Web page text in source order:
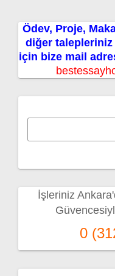
Ödev, Proje,
diğer talepleriniz
için bize mail
İşleriniz
0